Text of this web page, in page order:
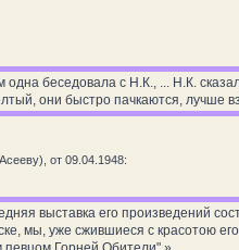
одна беседовала с Н.К., ... Н.К.
они быстро пачкаются, лучше
от 09.04.1948:
выставка его произведений
мы, уже сжившиеся с красотою